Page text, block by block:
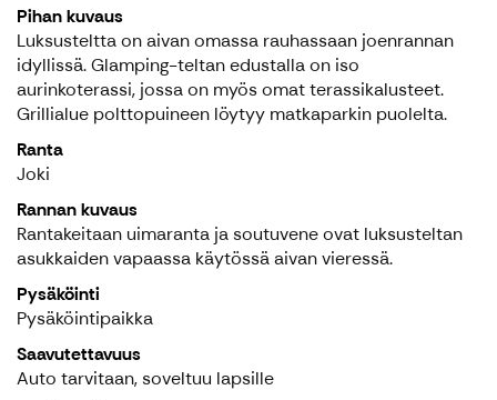
Pihan kuvaus
Luksusteltta on aivan omassa rauhassaan joenrannan
idyllissä. Glamping-teltan edustalla on iso
aurinkoterassi, jossa on myös omat terassikalusteet.
Grillialue polttopuineen löytyy matkaparkin puolelta.
Ranta
Joki
Rannan kuvaus
Rantakeitaan uimaranta ja soutuvene ovat luksusteltan
asukkaiden vapaassa käytössä aivan vieressä.
Pysäköinti
Pysäköintipaikka
Saavutettavuus
Auto tarvitaan, soveltuu lapsille